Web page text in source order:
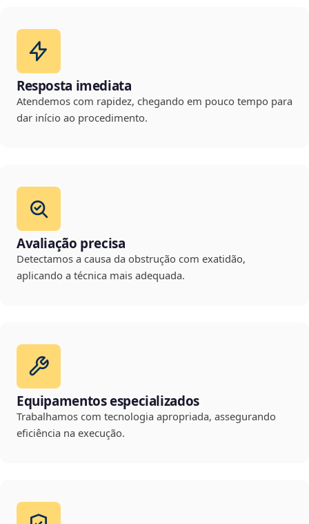
Resposta imediata
Atendemos com rapidez, chegando em pouco tempo para
dar início ao procedimento.
Avaliação precisa
Detectamos a causa da obstrução com exatidão,
aplicando a técnica mais adequada.
Equipamentos especializados
Trabalhamos com tecnologia apropriada, assegurando
eficiência na execução.